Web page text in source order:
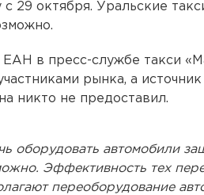
с 29 октября. Уральские
ЕАН в пресс-службе такси
рынка, а
никто не предоставил.
оборудовать автомобили
Эффективность тех
переоборудование